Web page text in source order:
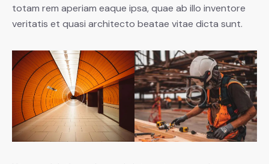
totam rem aperiam eaque ipsa, quae ab illo inventore
veritatis et quasi architecto beatae vitae dicta sunt.